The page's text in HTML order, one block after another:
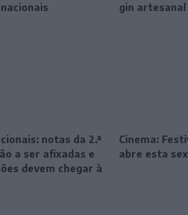
gin artesanal
notas da 2.ª
a ser afixadas e
devem chegar à
Cinema:
abre esta